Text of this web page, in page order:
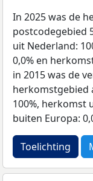
In 2025 was de
postcodegebied
uit Nederland:
0,0% en
in 2015 was de
herkomstgebied
100%, herkomst
buiten Europa:
Toelichting